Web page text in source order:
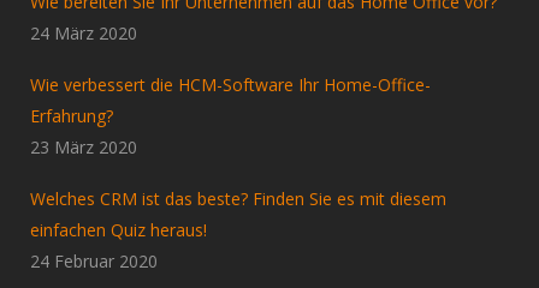
24 März 2020
Wie verbessert die HCM-Software Ihr Home-Office-
Erfahrung?
23 März 2020
Welches CRM ist das beste? Finden Sie es mit diesem
einfachen Quiz heraus!
24 Februar 2020